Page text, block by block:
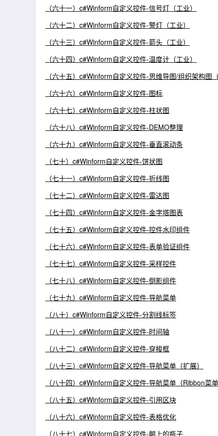
（六十一）c#Winform自定义控件-信号灯（工业）
（六十二）c#Winform自定义控件-警灯（工业）
（六十三）c#Winform自定义控件-箭头（工业）
（六十四）c#Winform自定义控件-温度计（工业）
（六十五）c#Winform自定义控件-思维导图/组织架构图
（六十六）c#Winform自定义控件-图标
（六十七）c#Winform自定义控件-柱状图
（六十八）c#Winform自定义控件-DEMO整理
（六十九）c#Winform自定义控件-垂直滚动条
（七十）c#Winform自定义控件-饼状图
（七十一）c#Winform自定义控件-折线图
（七十二）c#Winform自定义控件-雷达图
（七十四）c#Winform自定义控件-金字塔图表
（七十五）c#Winform自定义控件-控件水印组件
（七十六）c#Winform自定义控件-表单验证组件
（七十七）c#Winform自定义控件-采样控件
（七十八）c#Winform自定义控件-倒影组件
（七十九）c#Winform自定义控件-导航菜单
（八十）c#Winform自定义控件-分割线标签
（八十一）c#Winform自定义控件-时间轴
（八十二）c#Winform自定义控件-穿梭框
（八十三）c#Winform自定义控件-导航菜单（扩展）
（八十四）c#Winform自定义控件-导航菜单（Ribbon菜
（八十五）c#Winform自定义控件-引用区块
（八十六）c#Winform自定义控件-表格优化
（八十七）c#Winform自定义控件-朝上的瓶子